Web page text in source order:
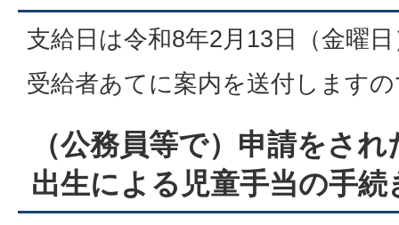
支給日は令和8年2月13日（金曜
受給者あてに案内を送付します
（公務員等で）申請をさ
出生による児童手当の手